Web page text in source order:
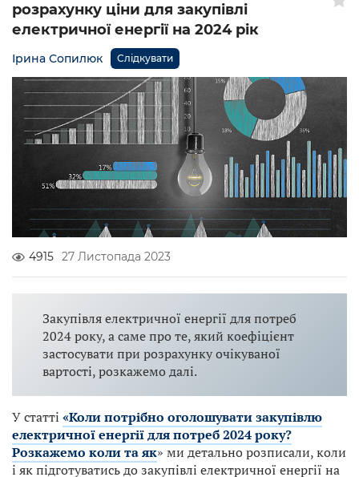
розрахунку ціни для закупівлі
електричної енергії на 2024 рік
Ірина Сопилюк Слідкувати
4915 27 Листопада 2023
Закупівля електричної енергії для потреб
2024 року, а саме про те, який коефіцієнт
застосувати при розрахунку очікуваної
вартості, розкажемо далі.
У статті «Коли потрібно оголошувати закупівлю
електричної енергії для потреб 2024 року?
Розкажемо коли та як» ми детально розписали, коли
і як підготуватись до закупівлі електричної енергії на